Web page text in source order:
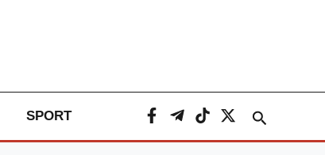
SPORT Caută